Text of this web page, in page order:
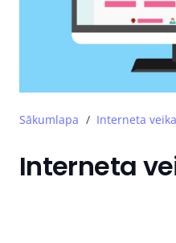
Sākumlapa / Interneta
Interneta